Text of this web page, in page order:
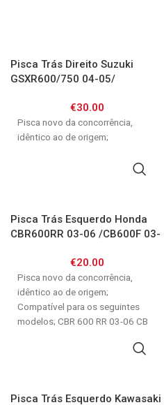
Pisca Trás Direito Suzuki
GSXR600/750 04-05/
€30.00
Pisca novo da concorrência,
idêntico ao de origem;
Pisca Trás Esquerdo Honda
CBR600RR 03-06 /CB600F 03-
€20.00
Pisca novo da concorrência,
idêntico ao de origem;
Compatível para os seguintes
modelos; CBR 600 RR 03-06 CB
Pisca Trás Esquerdo Kawasaki